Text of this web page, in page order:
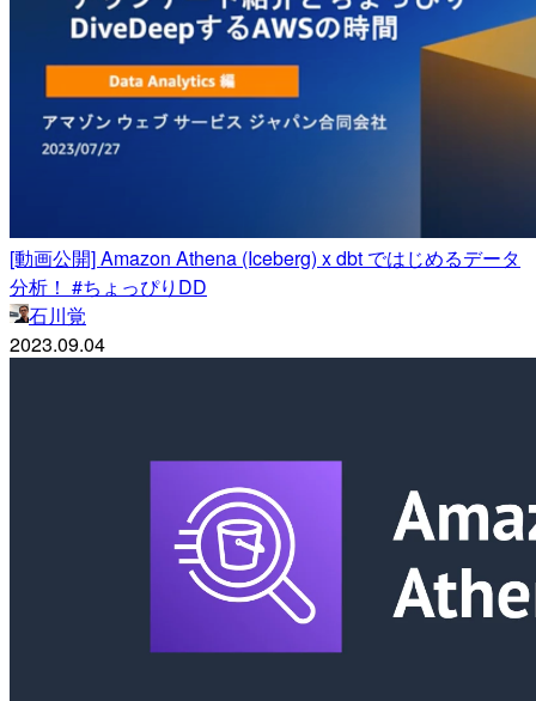
[動画公開] Amazon Athena (Iceberg) x dbt ではじめるデータ
分析！ #ちょっぴりDD
石川覚
2023.09.04